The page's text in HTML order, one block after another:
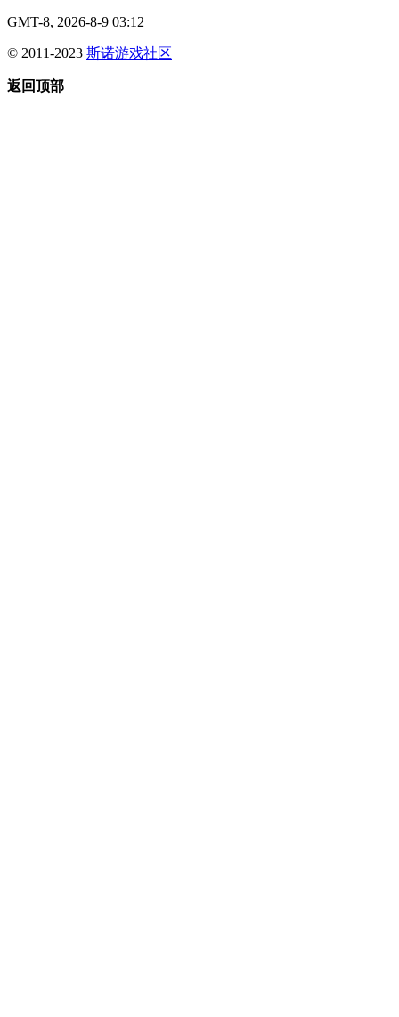
GMT-8, 2026-8-9 03:12
© 2011-2023 斯诺游戏社区
返回顶部